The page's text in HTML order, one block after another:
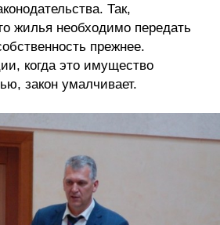
Так,
жилья необходимо передать
прежнее.
когда это имущество
закон умалчивает.